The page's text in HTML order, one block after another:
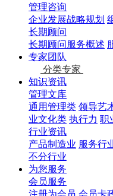
管理咨询
企业发展战略规划
长期顾问
长期顾问服务概述
专家团队
分类专家
知识资讯
管理文库
通用管理类 领导艺
业文化类 执行力 职
行业资讯
产品制造业 服务行
不分行业
为您服务
会员服务
注册为会员 会员卡